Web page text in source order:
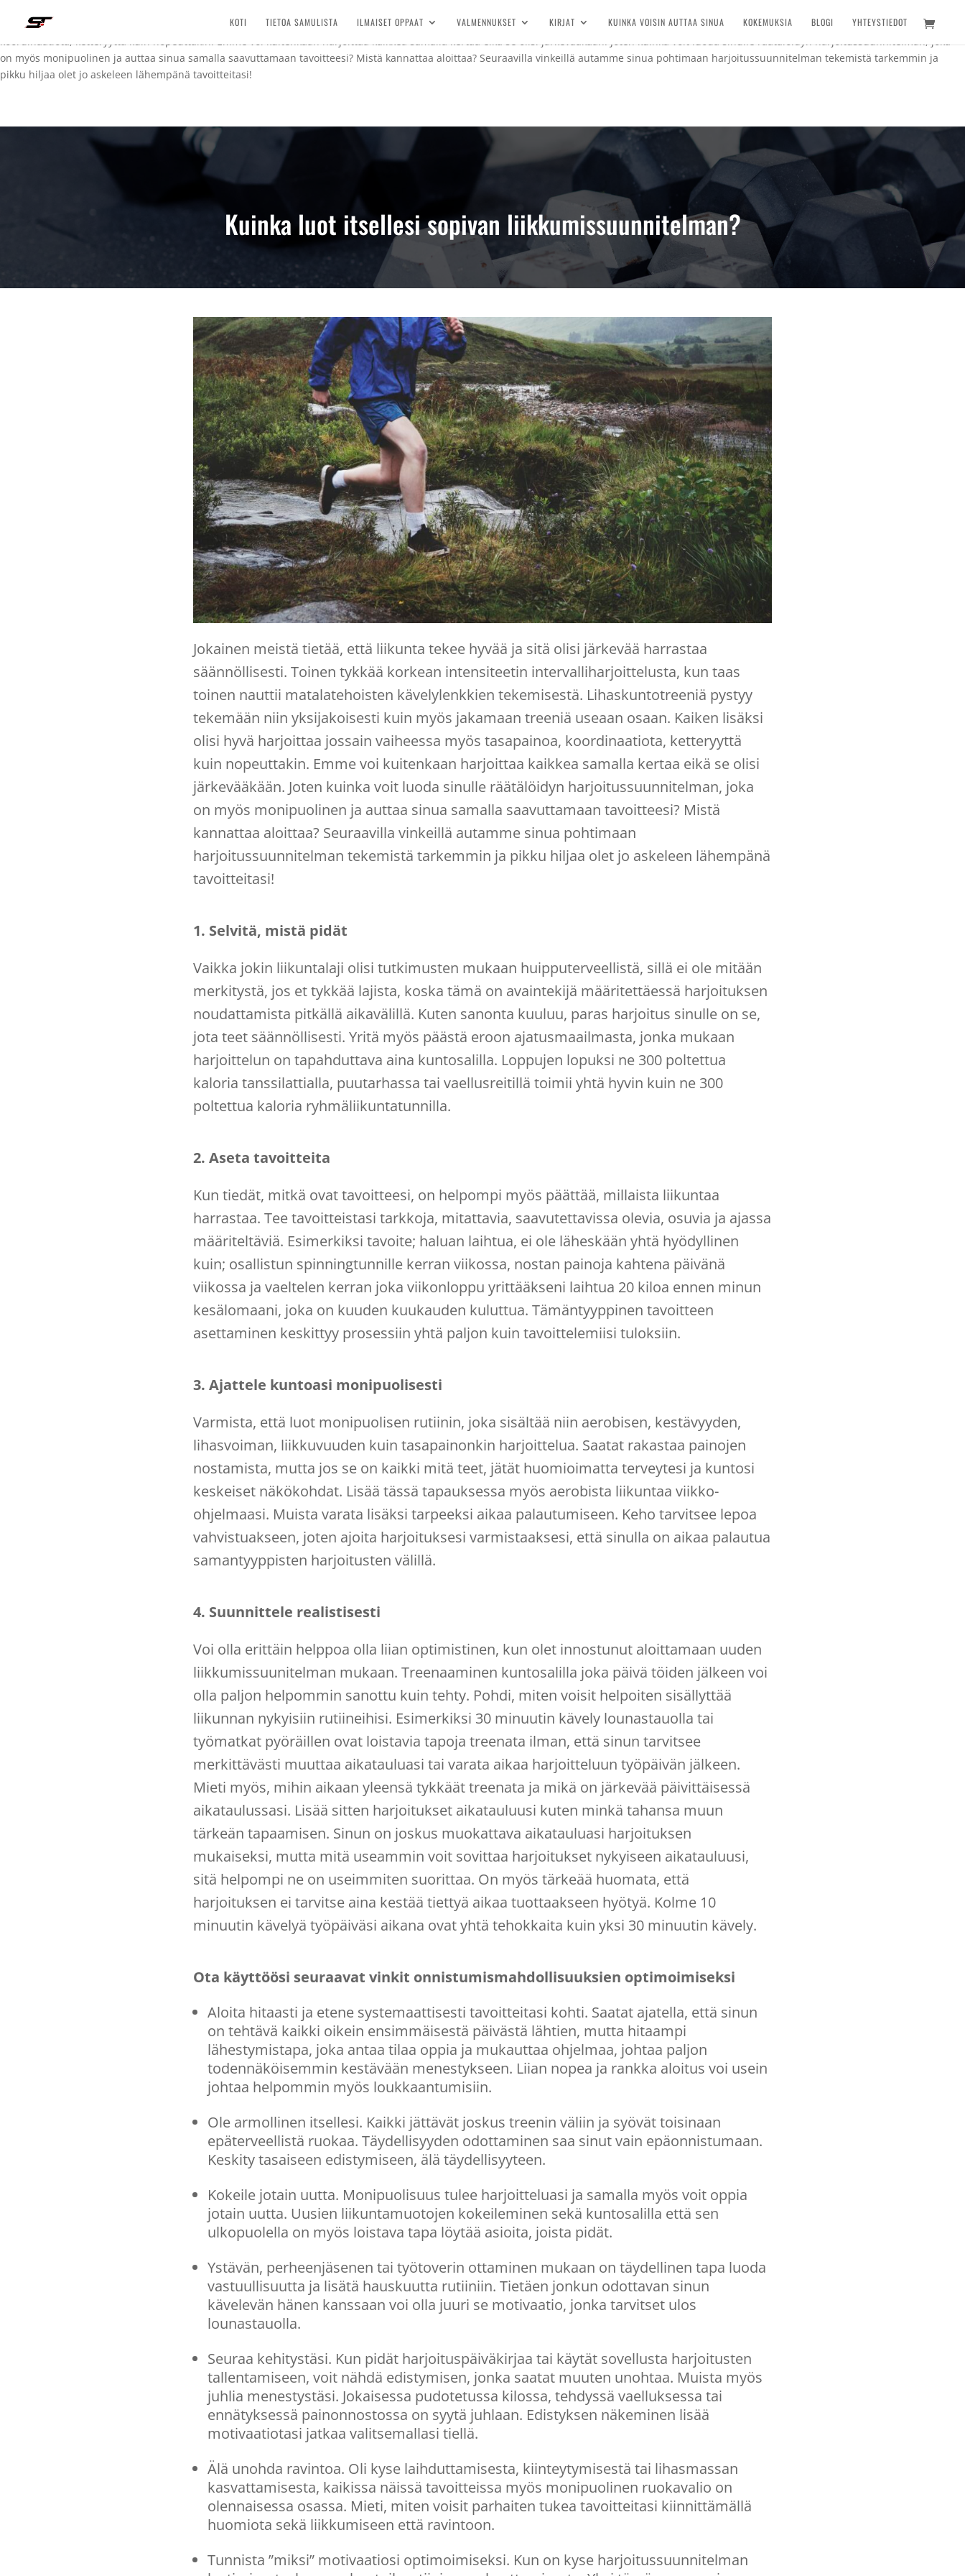
kävelylenkkien tekemisestä. Lihaskuntotreeniä pystyy tekemään niin yksijakoisesti kuin myös jakamaan treeniä useaan osaan. Kaiken lisäksi olisi hyvä harjoittaa jossain vaiheessa myös tasapainoa,
koordinaatiota, ketteryyttä kuin nopeuttakin. Emme voi kuitenkaan harjoittaa kaikkea samalla kertaa eikä se olisi järkevääkään. Joten kuinka voit luoda sinulle räätälöidyn harjoitussuunnitelman, joka
on myös monipuolinen ja auttaa sinua samalla saavuttamaan tavoitteesi? Mistä kannattaa aloittaa? Seuraavilla vinkeillä autamme sinua pohtimaan harjoitussuunnitelman tekemistä tarkemmin ja
pikku hiljaa olet jo askeleen lähempänä tavoitteitasi!
KOTI TIETOA SAMULISTA ILMAISET OPPAAT VALMENNUKSET KIRJAT KUINKA VOISIN AUTTAA SINUA KOKEMUKSIA BLOGI YHTEYSTIEDOT
Kuinka luot itsellesi sopivan liikkumissuunnitelman?
Jokainen meistä tietää, että liikunta tekee hyvää ja sitä olisi järkevää harrastaa
säännöllisesti. Toinen tykkää korkean intensiteetin intervalliharjoittelusta, kun taas
toinen nauttii matalatehoisten kävelylenkkien tekemisestä. Lihaskuntotreeniä pystyy
tekemään niin yksijakoisesti kuin myös jakamaan treeniä useaan osaan. Kaiken lisäksi
olisi hyvä harjoittaa jossain vaiheessa myös tasapainoa, koordinaatiota, ketteryyttä
kuin nopeuttakin. Emme voi kuitenkaan harjoittaa kaikkea samalla kertaa eikä se olisi
järkevääkään. Joten kuinka voit luoda sinulle räätälöidyn harjoitussuunnitelman, joka
on myös monipuolinen ja auttaa sinua samalla saavuttamaan tavoitteesi? Mistä
kannattaa aloittaa? Seuraavilla vinkeillä autamme sinua pohtimaan
harjoitussuunnitelman tekemistä tarkemmin ja pikku hiljaa olet jo askeleen lähempänä
tavoitteitasi!
1. Selvitä, mistä pidät
Vaikka jokin liikuntalaji olisi tutkimusten mukaan huipputerveellistä, sillä ei ole mitään
merkitystä, jos et tykkää lajista, koska tämä on avaintekijä määritettäessä harjoituksen
noudattamista pitkällä aikavälillä. Kuten sanonta kuuluu, paras harjoitus sinulle on se,
jota teet säännöllisesti. Yritä myös päästä eroon ajatusmaailmasta, jonka mukaan
harjoittelun on tapahduttava aina kuntosalilla. Loppujen lopuksi ne 300 poltettua
kaloria tanssilattialla, puutarhassa tai vaellusreitillä toimii yhtä hyvin kuin ne 300
poltettua kaloria ryhmäliikuntatunnilla.
2. Aseta tavoitteita
Kun tiedät, mitkä ovat tavoitteesi, on helpompi myös päättää, millaista liikuntaa
harrastaa. Tee tavoitteistasi tarkkoja, mitattavia, saavutettavissa olevia, osuvia ja ajassa
määriteltäviä. Esimerkiksi tavoite; haluan laihtua, ei ole läheskään yhtä hyödyllinen
kuin; osallistun spinningtunnille kerran viikossa, nostan painoja kahtena päivänä
viikossa ja vaeltelen kerran joka viikonloppu yrittääkseni laihtua 20 kiloa ennen minun
kesälomaani, joka on kuuden kuukauden kuluttua. Tämäntyyppinen tavoitteen
asettaminen keskittyy prosessiin yhtä paljon kuin tavoittelemiisi tuloksiin.
3. Ajattele kuntoasi monipuolisesti
Varmista, että luot monipuolisen rutiinin, joka sisältää niin aerobisen, kestävyyden,
lihasvoiman, liikkuvuuden kuin tasapainonkin harjoittelua. Saatat rakastaa painojen
nostamista, mutta jos se on kaikki mitä teet, jätät huomioimatta terveytesi ja kuntosi
keskeiset näkökohdat. Lisää tässä tapauksessa myös aerobista liikuntaa viikko-
ohjelmaasi. Muista varata lisäksi tarpeeksi aikaa palautumiseen. Keho tarvitsee lepoa
vahvistuakseen, joten ajoita harjoituksesi varmistaaksesi, että sinulla on aikaa palautua
samantyyppisten harjoitusten välillä.
4. Suunnittele realistisesti
Voi olla erittäin helppoa olla liian optimistinen, kun olet innostunut aloittamaan uuden
liikkumissuunitelman mukaan. Treenaaminen kuntosalilla joka päivä töiden jälkeen voi
olla paljon helpommin sanottu kuin tehty. Pohdi, miten voisit helpoiten sisällyttää
liikunnan nykyisiin rutiineihisi. Esimerkiksi 30 minuutin kävely lounastauolla tai
työmatkat pyöräillen ovat loistavia tapoja treenata ilman, että sinun tarvitsee
merkittävästi muuttaa aikatauluasi tai varata aikaa harjoitteluun työpäivän jälkeen.
Mieti myös, mihin aikaan yleensä tykkäät treenata ja mikä on järkevää päivittäisessä
aikataulussasi. Lisää sitten harjoitukset aikatauluusi kuten minkä tahansa muun
tärkeän tapaamisen. Sinun on joskus muokattava aikatauluasi harjoituksen
mukaiseksi, mutta mitä useammin voit sovittaa harjoitukset nykyiseen aikatauluusi,
sitä helpompi ne on useimmiten suorittaa. On myös tärkeää huomata, että
harjoituksen ei tarvitse aina kestää tiettyä aikaa tuottaakseen hyötyä. Kolme 10
minuutin kävelyä työpäiväsi aikana ovat yhtä tehokkaita kuin yksi 30 minuutin kävely.
Ota käyttöösi seuraavat vinkit onnistumismahdollisuuksien optimoimiseksi
Aloita hitaasti ja etene systemaattisesti tavoitteitasi kohti. Saatat ajatella, että sinun
on tehtävä kaikki oikein ensimmäisestä päivästä lähtien, mutta hitaampi
lähestymistapa, joka antaa tilaa oppia ja mukauttaa ohjelmaa, johtaa paljon
todennäköisemmin kestävään menestykseen. Liian nopea ja rankka aloitus voi usein
johtaa helpommin myös loukkaantumisiin.
Ole armollinen itsellesi. Kaikki jättävät joskus treenin väliin ja syövät toisinaan
epäterveellistä ruokaa. Täydellisyyden odottaminen saa sinut vain epäonnistumaan.
Keskity tasaiseen edistymiseen, älä täydellisyyteen.
Kokeile jotain uutta. Monipuolisuus tulee harjoitteluasi ja samalla myös voit oppia
jotain uutta. Uusien liikuntamuotojen kokeileminen sekä kuntosalilla että sen
ulkopuolella on myös loistava tapa löytää asioita, joista pidät.
Ystävän, perheenjäsenen tai työtoverin ottaminen mukaan on täydellinen tapa luoda
vastuullisuutta ja lisätä hauskuutta rutiiniin. Tietäen jonkun odottavan sinun
kävelevän hänen kanssaan voi olla juuri se motivaatio, jonka tarvitset ulos
lounastauolla.
Seuraa kehitystäsi. Kun pidät harjoituspäiväkirjaa tai käytät sovellusta harjoitusten
tallentamiseen, voit nähdä edistymisen, jonka saatat muuten unohtaa. Muista myös
juhlia menestystäsi. Jokaisessa pudotetussa kilossa, tehdyssä vaelluksessa tai
ennätyksessä painonnostossa on syytä juhlaan. Edistyksen näkeminen lisää
motivaatiotasi jatkaa valitsemallasi tiellä.
Älä unohda ravintoa. Oli kyse laihduttamisesta, kiinteytymisestä tai lihasmassan
kasvattamisesta, kaikissa näissä tavoitteissa myös monipuolinen ruokavalio on
olennaisessa osassa. Mieti, miten voisit parhaiten tukea tavoitteitasi kiinnittämällä
huomiota sekä liikkumiseen että ravintoon.
Tunnista ”miksi” motivaatiosi optimoimiseksi. Kun on kyse harjoitussuunnitelman